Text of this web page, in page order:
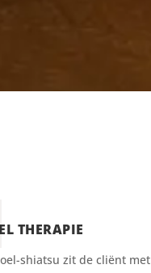
THERAPIE
shiatsu zit de cliënt